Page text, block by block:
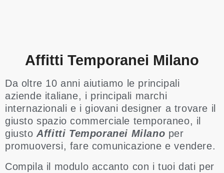
Affitti Temporanei Milano
Da oltre 10 anni aiutiamo le principali
aziende italiane, i principali marchi
internazionali e i giovani designer a trovare il
giusto spazio commerciale temporaneo, il
giustoAffitti Temporanei Milano per
promuoversi, fare comunicazione e vendere.
Compila il modulo accanto con i tuoi dati per